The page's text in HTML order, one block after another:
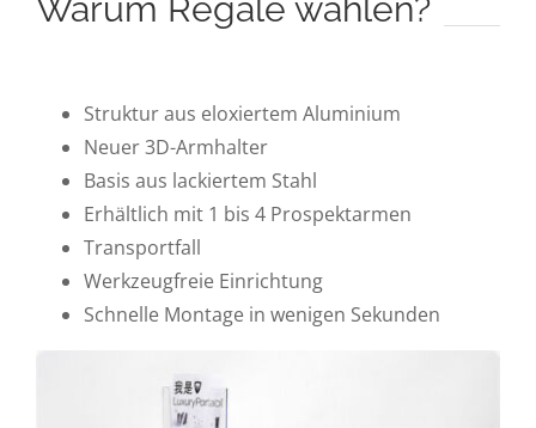
Warum Regale wählen?
Struktur aus eloxiertem Aluminium
Neuer 3D-Armhalter
Basis aus lackiertem Stahl
Erhältlich mit 1 bis 4 Prospektarmen
Transportfall
Werkzeugfreie Einrichtung
Schnelle Montage in wenigen Sekunden